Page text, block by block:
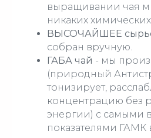
выращивании чая
никаких
ВЫСОЧАЙШЕЕ
собран вручную.
ГАБА чай - мы
(природный
тонизирует,
концентрацию без
энергии) с самыми
показателями ГАМК